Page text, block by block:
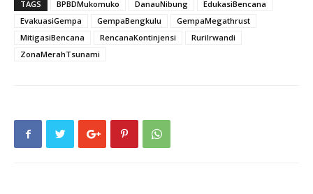
TAGS BPBDMukomuko DanauNibung
EdukasiBencana
EvakuasiGempa
GempaBengkulu
GempaMegathrust
MitigasiBencana
RencanaKontinjensi
RuriIrwandi
ZonaMerahTsunami